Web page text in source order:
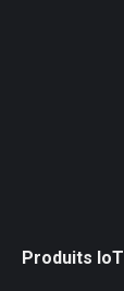
Produits IoT